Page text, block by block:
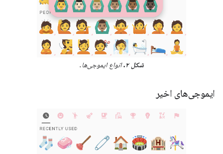
شکل ۲. انواع ایموجی‌ها.
ایموجی‌های اخیر